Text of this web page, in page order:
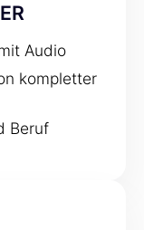
Audio
kompletter
Beruf